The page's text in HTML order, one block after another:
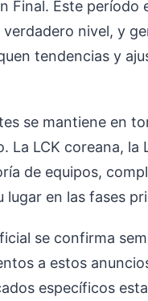
Final. Este
nivel, y
tendencias y
se mantiene en
LCK coreana, la
de equipos,
en las fases
se confirma
a estos
específicos